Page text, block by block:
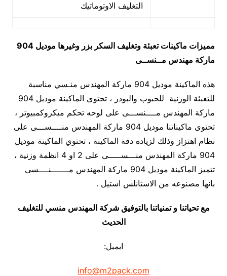
التغليف الاوتوماتيك
مميزات ماكينات تعبئة وتغليف السكر بزر وغيرها
موديل 904
ماركة مهندس مــنســى
هذه الماكينة موديل 904 ماركة المهندس منـسي مناسبة
للتعبئة الوزنية للحبوب والبودر ، تحتوي الماكينة موديل 904
ماركة المهندس مــــنســـى على لوحه تحكم ميكروكمبيوتر ،
تحتوى ماكيناتنا موديل 904 ماركة المهندس منــــســـى على
نظام اهتزاز وذلك لزياده دقة الماكينة ، تحتوي الماكينة موديل
904 ماركة المهندس منـــســـــى على 2 او 4 انظمة وزنية ،
تتميز الماكينة موديل 904 ماركة المهندس مـــــــنــــسى
بانها مصنوعه من الاستانلس استيل .
مع تحياتنا و تمنياتنا بالتوفيق شركة المهندس منسي للتغليف
الحديث
ايميل:
info@m2pack.com